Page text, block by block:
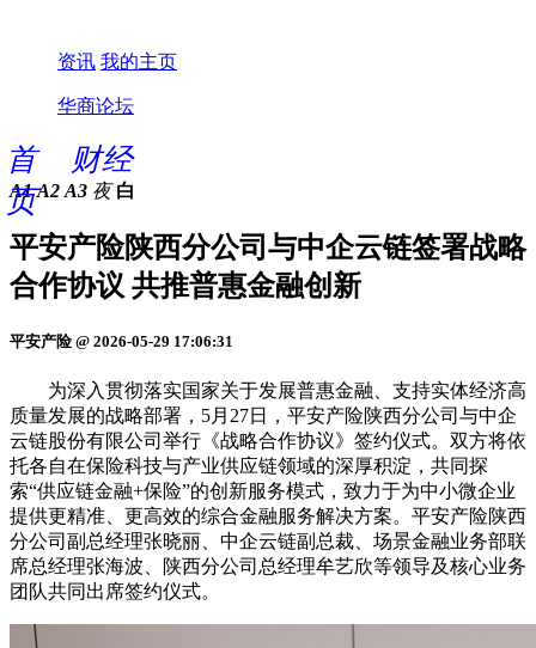
资讯 我的主页
华商论坛
首
页
财经
A1 A2 A3 夜 白
平安产险陕西分公司与中企云链签署战略
合作协议 共推普惠金融创新
平安产险 @ 2026-05-29 17:06:31
为深入贯彻落实国家关于发展普惠金融、支持实体经济高
质量发展的战略部署，5月27日，平安产险陕西分公司与中企
云链股份有限公司举行《战略合作协议》签约仪式。双方将依
托各自在保险科技与产业供应链领域的深厚积淀，共同探
索“供应链金融+保险”的创新服务模式，致力于为中小微企业
提供更精准、更高效的综合金融服务解决方案。平安产险陕西
分公司副总经理张晓丽、中企云链副总裁、场景金融业务部联
席总经理张海波、陕西分公司总经理牟艺欣等领导及核心业务
团队共同出席签约仪式。